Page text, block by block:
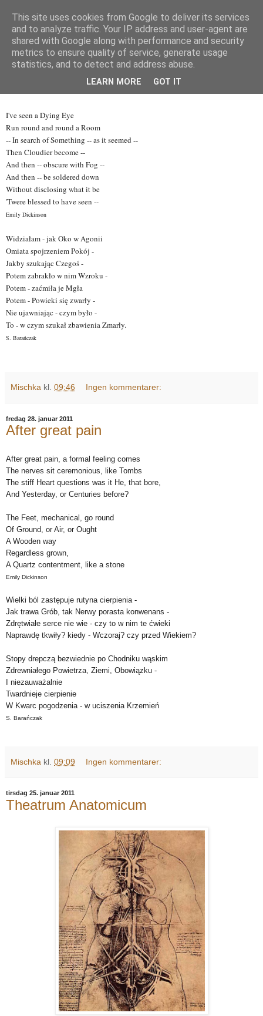
Mischka
mandag 31. januar 2011
I've seen a Dying Eye
Run round and round a Room
-- In search of Something -- as it seemed --
Then Cloudier become --
And then -- obscure with Fog --
And then -- be soldered down
Without disclosing what it be
'Twere blessed to have seen --
Emily Dickinson
Widziałam - jak Oko w Agonii
Omiata spojrzeniem Pokój -
Jakby szukając Czegoś -
Potem zabrakło w nim Wzroku -
Potem - zaćmiła je Mgła
Potem - Powieki się zwarły -
Nie ujawniając - czym było -
To - w czym szukał zbawienia Zmarły.
S. Barańczak
Mischka kl. 09:46 Ingen kommentarer:
fredag 28. januar 2011
After great pain
After great pain, a formal feeling comes
The nerves sit ceremonious, like Tombs
The stiff Heart questions was it He, that bore,
And Yesterday, or Centuries before?
The Feet, mechanical, go round
Of Ground, or Air, or Ought
A Wooden way
Regardless grown,
A Quartz contentment, like a stone
Emily Dickinson
Wielki ból zastępuje rutyna cierpienia -
Jak trawa Grób, tak Nerwy porasta konwenans -
Zdrętwiałe serce nie wie - czy to w nim te ćwieki
Naprawdę tkwiły? kiedy - Wczoraj? czy przed Wiekiem?
Stopy drepczą bezwiednie po Chodniku wąskim
Zdrewniałego Powietrza, Ziemi, Obowiązku -
I niezauważalnie
Twardnieje cierpienie
W Kwarc pogodzenia - w uciszenia Krzemień
S. Barańczak
Mischka kl. 09:09 Ingen kommentarer:
tirsdag 25. januar 2011
Theatrum Anatomicum
This site uses cookies from Google to deliver its services
and to analyze traffic. Your IP address and user-agent are
shared with Google along with performance and security
metrics to ensure quality of service, generate usage
statistics, and to detect and address abuse.
LEARN MORE GOT IT